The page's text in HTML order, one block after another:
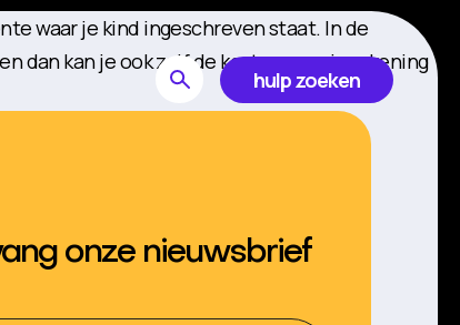
hulp zoeken
waar je kind ingeschreven staat. In de
dan kan je ook zelf de kosten voor je rekening
onze nieuwsbrief